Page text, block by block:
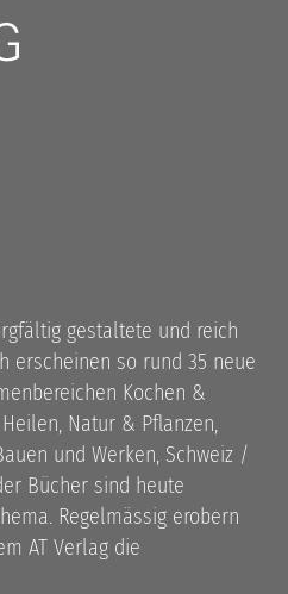
gestaltete und reich
erscheinen so rund 35 neue
Kochen &
Natur & Pflanzen,
und Werken, Schweiz /
Bücher sind heute
Regelmässig erobern
AT Verlag die